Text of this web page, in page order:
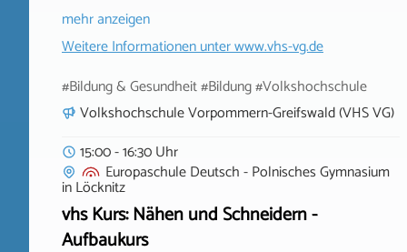
mehr anzeigen
Weitere Informationen unterwww.vhs-vg.de
#Bildung & Gesundheit #Bildung #Volkshochschule
Volkshochschule Vorpommern-Greifswald (VHS VG)
15:00 - 16:30 Uhr
Europaschule Deutsch - Polnisches Gymnasium
inLöcknitz
vhs Kurs: Nähen und Schneidern -
Aufbaukurs